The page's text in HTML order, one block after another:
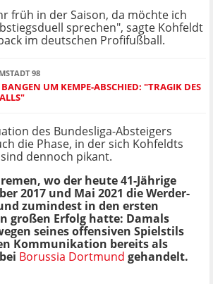
früh in der Saison, da möchte ich
sprechen", sagte Kohfeldt
im deutschen Profifußball.
98
UM KEMPE-ABSCHIED: "TRAGIK DES
des Bundesliga-Absteigers
die Phase, in der sich Kohfeldts
dennoch pikant.
wo der heute 41-Jährige
2017 und Mai 2021 die Werder-
zumindest in den ersten
großen Erfolg hatte: Damals
seines offensiven Spielstils
Kommunikation bereits als
Borussia Dortmund gehandelt.